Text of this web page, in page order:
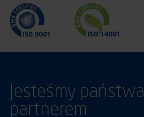
Jesteśmy państwa
partnerem